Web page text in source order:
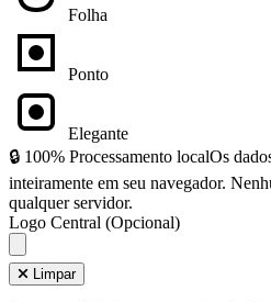
Folha
Ponto
Elegante
🔒 100% Processamento localOs
inteiramente em seu navegador.
qualquer servidor.
Logo Central (Opcional)
Limpar